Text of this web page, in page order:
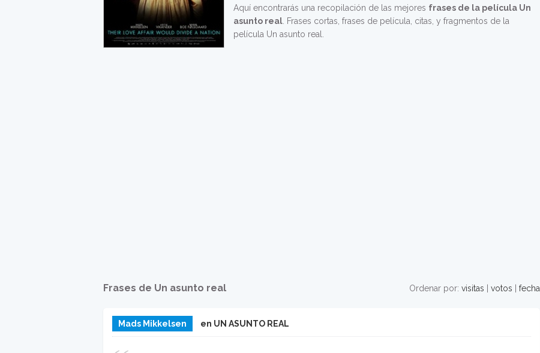
Aquí encontrarás una recopilación de las mejores frases de la película Un
asunto real . Frases cortas, frases de película, citas, y fragmentos de la
película Un asunto real.
Ordenar por: visitas votos fecha
Frases de Un asunto real
Mads Mikkelsen en UN ASUNTO REAL